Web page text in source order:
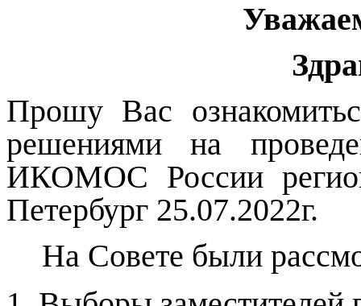
Прошу Вас
решениями на
ИКОМОС России
Петербург 25.07.2022г.
На Совете были